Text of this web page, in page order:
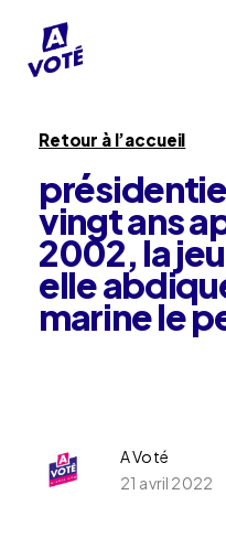
Retour à l’accueil
vingt ans
2002, la
elle
marine le
A Voté
21 avril 2022